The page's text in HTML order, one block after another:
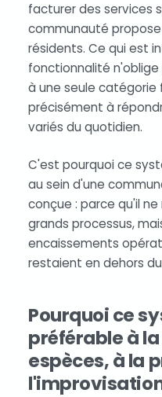
facturer des services
communauté
résidents. Ce qui est
fonctionnalité
à une seule catégorie
précisément à
variés du quotidien.
C'est pourquoi ce
au sein d'une
conçue : parce qu'il
grands processus,
encaissements
restaient en dehors
Pourquoi ce
préférable à
espèces, à la